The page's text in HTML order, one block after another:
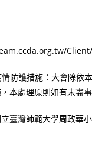
Client/
防護措施：大會除
本處理原則如有未盡
臺灣師範大學周政華